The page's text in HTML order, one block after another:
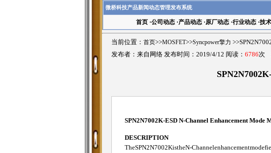
微桥科技产品新闻动态管理发布系统
首页·公司动态·产品动态·原厂动态·行业动态·技
当前位置： 首页>>MOSFET>>Syncpower擎力
发布者：来自网络 发布时间：2019/4/12 阅读： 6786次
SPN2N7002K-ESD N-Channel Enhancement Mode
DESCRIPTION
TheSPN2N7002KistheN-